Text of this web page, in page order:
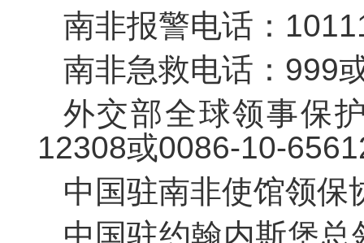
南非报警电话：
南非急救电话：999
外交部全球领事保
12308或0086-10-
中国驻南非使馆领
中国驻约翰内斯堡